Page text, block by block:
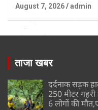
August 7, 2026 admin
ताजा खबर
दर्दनाक सड़क
250 मीटर गहरी
6 लोगों की